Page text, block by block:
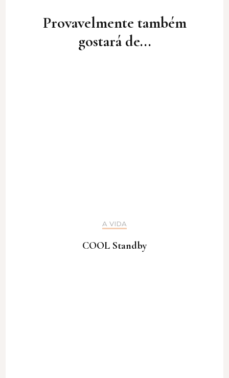
Provavelmente também
gostará de...
A VIDA
COOL Standby